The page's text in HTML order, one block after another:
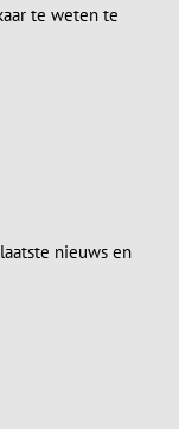
te weten te
nieuws en